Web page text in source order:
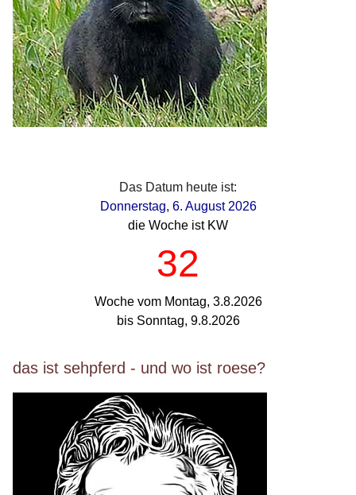
Das Datum heute ist:
Donnerstag, 6. August 2026
die Woche ist KW
32
Woche vom Montag, 3.8.2026
bis Sonntag, 9.8.2026
das ist sehpferd - und wo ist roese?